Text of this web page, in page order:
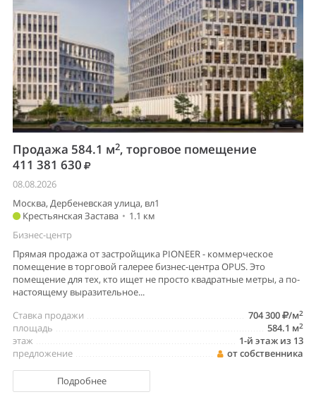
Продажа 584.1 м2, торговое помещение
411 381 630
08.08.2026
Москва, Дербеневская улица, вл1
Крестьянская Застава • 1.1 км
Бизнес-центр
Прямая продажа от застройщика PIONEER - коммерческое
помещение в торговой галерее бизнес-центра OPUS. Это
помещение для тех, кто ищет не просто квадратные метры, а по-
настоящему выразительное...
704 300
/м2
Ставка продажи
584.1 м2
площадь
1-й этаж из 13
этаж
от собственника
предложение
Подробнее